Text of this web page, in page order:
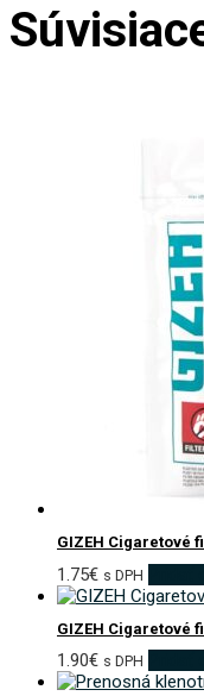
GIZEH Cigaretové
1.75€ s DPH
GIZEH Cigaretové
1.90€ s DPH